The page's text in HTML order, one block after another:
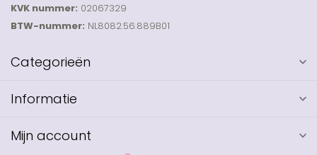
KVK nummer: 02067329
BTW-nummer: NL8082.56.889B01
Categorieën
Informatie
Mijn account